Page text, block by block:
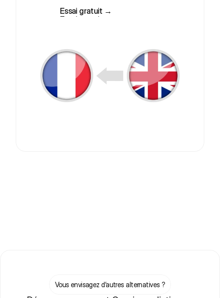
Essai gratuit →
Essai gratuit →
Vous envisagez d’autres alternatives ?